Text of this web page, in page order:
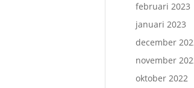
februari 2023
januari 2023
december
november
oktober 2022